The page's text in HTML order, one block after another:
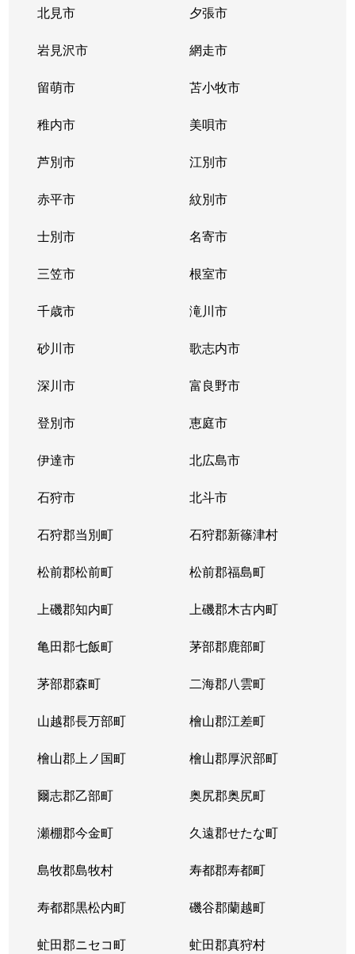
北見市 夕張市
岩見沢市 網走市
留萌市 苫小牧市
稚内市 美唄市
芦別市 江別市
赤平市 紋別市
士別市 名寄市
三笠市 根室市
千歳市 滝川市
砂川市 歌志内市
深川市 富良野市
登別市 恵庭市
伊達市 北広島市
石狩市 北斗市
石狩郡当別町 石狩郡新篠津村
松前郡松前町 松前郡福島町
上磯郡知内町 上磯郡木古内町
亀田郡七飯町 茅部郡鹿部町
茅部郡森町 二海郡八雲町
山越郡長万部町 檜山郡江差町
檜山郡上ノ国町 檜山郡厚沢部町
爾志郡乙部町 奥尻郡奥尻町
瀬棚郡今金町 久遠郡せたな町
島牧郡島牧村 寿都郡寿都町
寿都郡黒松内町 磯谷郡蘭越町
虻田郡ニセコ町 虻田郡真狩村